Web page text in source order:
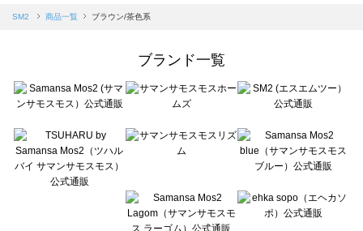
Samansa Mos2 blue（サマンサモスモス ブルー）の一覧
Te chichi（テチチ）の一覧
Te chichi CLASSIC（テチチ クラシック）の一覧
Lugnoncure（ルノンキュール）の一覧
BETTY'S BLUE（べティーズブルー）の一覧
Wpc.（ワールドパーティー）の一覧
SM2 商品一覧 ブラウン/茶色系
ブランド一覧